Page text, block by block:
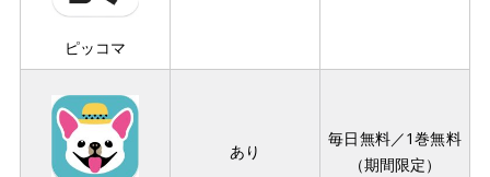
ピッコマ
あり
毎日無料／1巻無料
（期間限定）